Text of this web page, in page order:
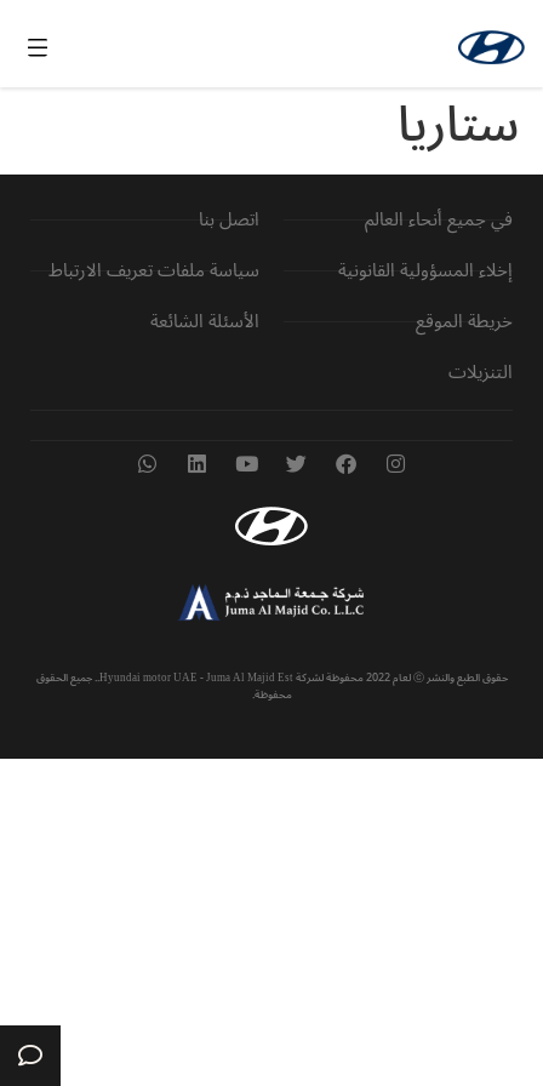
ستاريا
في جميع أنحاء العالم
إخلاء المسؤولية القانونية
خريطة الموقع
التنزيلات
اتصل بنا
سياسة ملفات تعريف الارتباط
الأسئلة الشائعة
حقوق الطبع والنشر ⓒ لعام 2022 محفوظة لشركة Hyundai motor UAE - Juma Al Majid Est.. جميع الحقوق
محفوظة.